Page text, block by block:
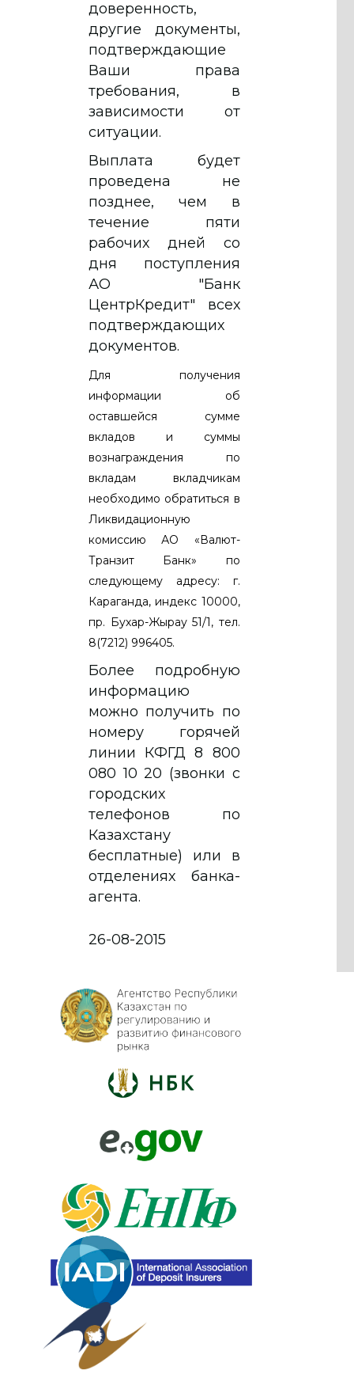
доверенность,
другие документы,
подтверждающие
Ваши права
требования, в
зависимости от
ситуации.
Выплата будет
проведена не
позднее, чем в
течение пяти
рабочих дней со
дня поступления
АО "Банк
ЦентрКредит" всех
подтверждающих
документов.
Для получения
информации об
оставшейся сумме
вкладов и суммы
вознаграждения по
вкладам вкладчикам
необходимо обратиться в
Ликвидационную
комиссию АО «Валют-
Транзит Банк» по
следующему адресу: г.
Караганда, индекс 10000,
пр. Бухар-Жырау 51/1, тел.
8(7212) 996405.
Более подробную
информацию
можно получить по
номеру горячей
линии КФГД 8 800
080 10 20 (звонки с
городских
телефонов по
Казахстану
бесплатные) или в
отделениях банка-
агента.
26-08-2015